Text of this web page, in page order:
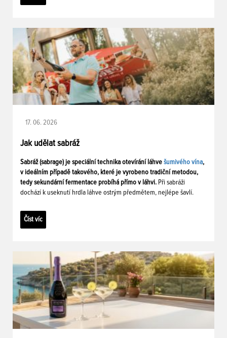
17. 06. 2026
Jak udělat sabráž
Sabráž (sabrage) je speciální technika otevírání láhve šumivého vína,
v ideálním případě takového, které je vyrobeno tradiční metodou,
tedy sekundární fermentace probíhá přímo v láhvi. Při sabráži
dochází k useknutí hrdla láhve ostrým předmětem, nejlépe šavlí.
Číst víc